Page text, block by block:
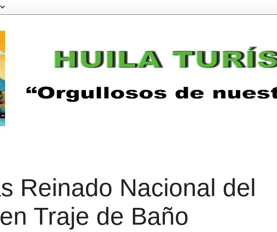
Reinado Nacional del
Traje de Baño